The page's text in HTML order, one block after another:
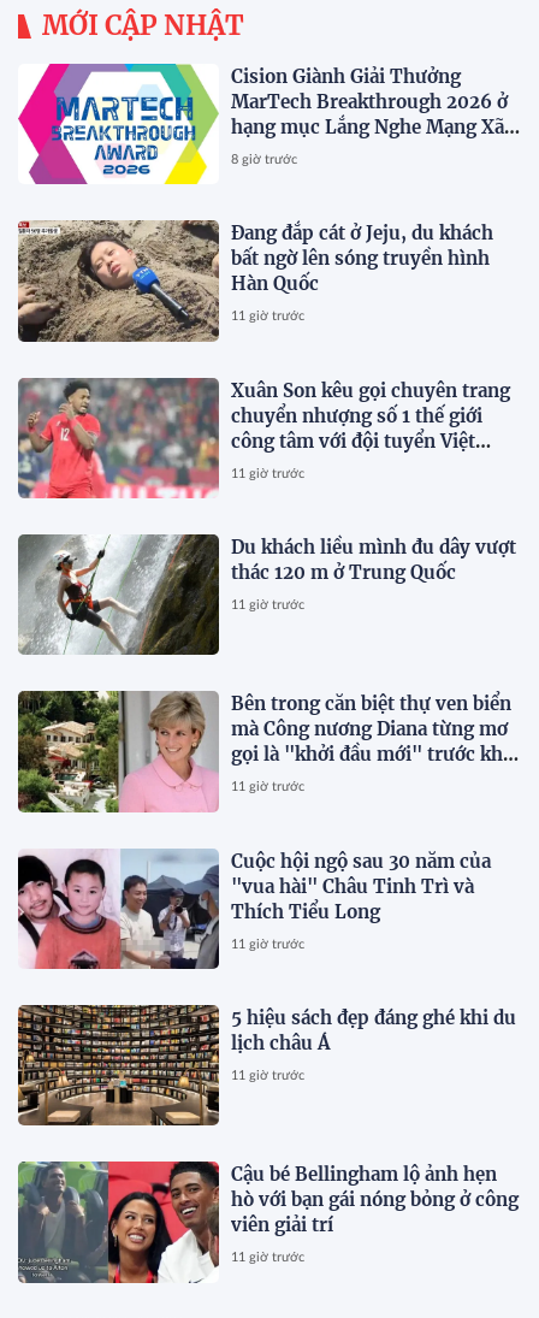
MỚI CẬP NHẬT
Cision Giành Giải Thưởng
MarTech Breakthrough 2026 ở
hạng mục Lắng Nghe Mạng Xã
Hội, Phân Phối Thông Cáo Báo
8 giờ trước
Đang đắp cát ở Jeju, du khách
bất ngờ lên sóng truyền hình
Hàn Quốc
11 giờ trước
Xuân Son kêu gọi chuyên trang
chuyển nhượng số 1 thế giới
công tâm với đội tuyển Việt
Nam
11 giờ trước
Du khách liều mình đu dây vượt
thác 120 m ở Trung Quốc
11 giờ trước
Bên trong căn biệt thự ven biển
mà Công nương Diana từng mơ
gọi là "khởi đầu mới" trước khi
qua đời vài tháng
11 giờ trước
Cuộc hội ngộ sau 30 năm của
"vua hài" Châu Tinh Trì và
Thích Tiểu Long
11 giờ trước
5 hiệu sách đẹp đáng ghé khi du
lịch châu Á
11 giờ trước
Cậu bé Bellingham lộ ảnh hẹn
hò với bạn gái nóng bỏng ở công
viên giải trí
11 giờ trước